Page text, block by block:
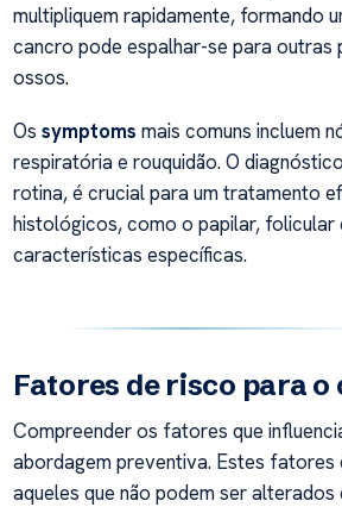
multipliquem rapidamente, formando
cancro pode espalhar-se para
ossos.
Os symptoms mais comuns incluem
respiratória e rouquidão. O
rotina, é crucial para um tratamento
histológicos, como o papilar, folicular
características específicas.
Fatores de risco para
Compreender os fatores que
abordagem preventiva. Estes fatores
aqueles que não podem ser